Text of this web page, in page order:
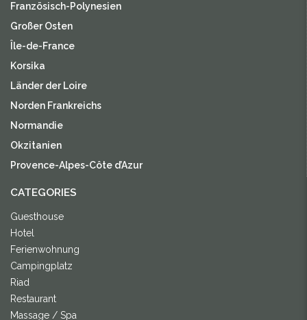
Französisch-Polynesien
Großer Osten
Île-de-France
Korsika
Länder der Loire
Norden Frankreichs
Normandie
Okzitanien
Provence-Alpes-Côte d’Azur
CATEGORIES
Guesthouse
Hotel
Ferienwohnung
Campingplatz
Riad
Restaurant
Massage / Spa